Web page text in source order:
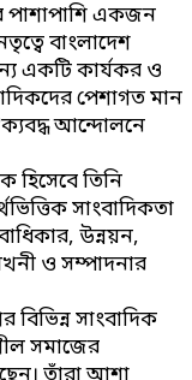
পাশাপাশি একজন
বাংলাদেশ
একটি কার্যকর ও
পেশাগত মান
আন্দোলনে
হিসেবে তিনি
সাংবাদিকতা
উন্নয়ন,
ও সম্পাদনার
বিভিন্ন সাংবাদিক
সমাজের